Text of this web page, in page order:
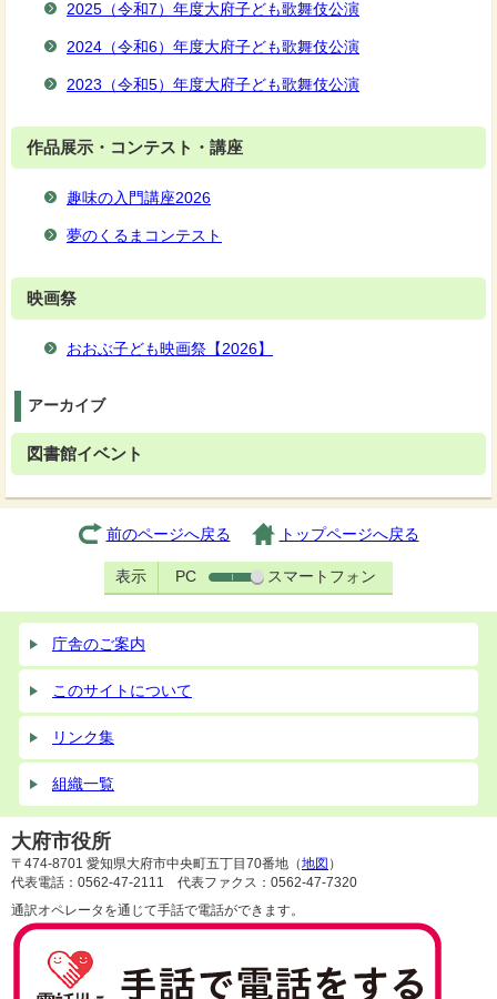
2025（令和7）年度大府子ども歌舞伎公演
2024（令和6）年度大府子ども歌舞伎公演
2023（令和5）年度大府子ども歌舞伎公演
作品展示・コンテスト・講座
趣味の入門講座2026
夢のくるまコンテスト
映画祭
おおぶ子ども映画祭【2026】
アーカイブ
図書館イベント
前のページへ戻る トップページへ戻る
表示 PC スマートフォン
庁舎のご案内
このサイトについて
リンク集
組織一覧
大府市役所
〒474-8701 愛知県大府市中央町五丁目70番地（地図 ）
代表電話：0562-47-2111 代表ファクス：0562-47-7320
通訳オペレータを通じて手話で電話ができます。